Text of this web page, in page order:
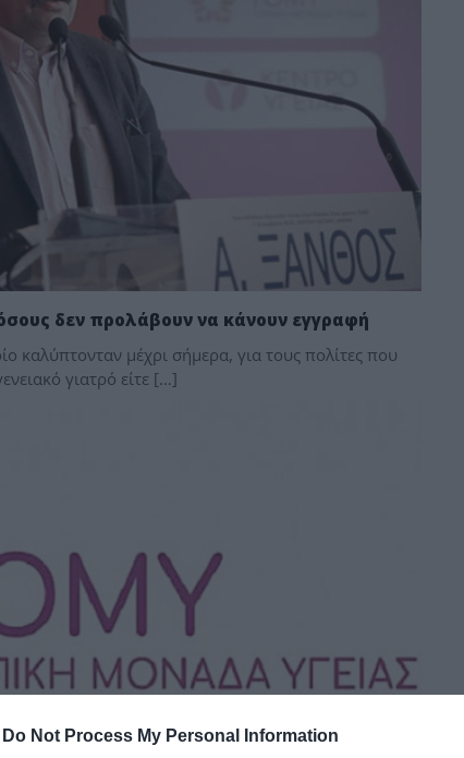
Do Not Process My Personal Information
δεν προλάβουν να κάνουν εγγραφή
καλύπτονταν μέχρι σήμερα, για τους πολίτες που
γιατρό είτε […]